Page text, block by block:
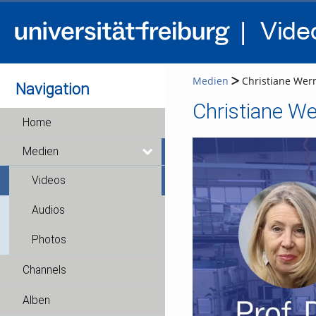
Navigation
Home
Medien
Videos
Audios
Photos
Channels
Alben
Medien Christiane
Christiane